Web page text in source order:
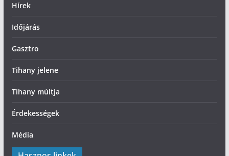
Hírek
Időjárás
Gasztro
Tihany jelene
Tihany múltja
Érdekességek
Média